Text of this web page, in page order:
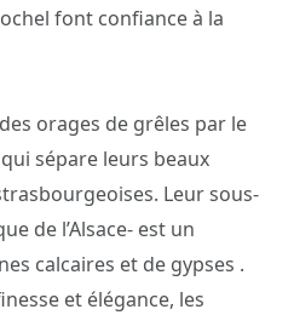
font confiance à la
orages de grêles par le
sépare leurs beaux
Leur sous-
de l’Alsace- est un
calcaires et de gypses .
et élégance, les